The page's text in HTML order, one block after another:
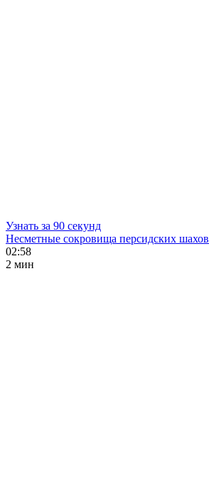
Узнать за 90 секунд
Несметные сокровища персидских шахов
02:58
2 мин